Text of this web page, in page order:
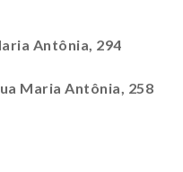
Antônia, 294
Maria Antônia, 258